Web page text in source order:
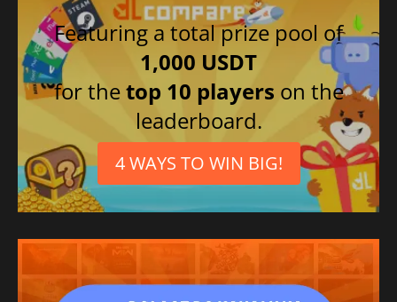
Featuring a total prize pool of
1,000 USDT
for thetop 10 players on the
leaderboard.
4 WAYS TO WIN BIG!